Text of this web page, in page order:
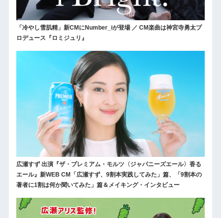
「冷やし雪肌精」新CMにNumber_iが登場 ／ CM楽曲は神宮寺勇太プ
ロデュース『ロミジュリ』
広瀬すず 出演『ザ・プレミアム・モルツ〈ジャパニーズエール〉香る
エール』新WEB CM「広瀬すず、9割本実践してみた」篇、「9割本の
著者に1割は何か聞いてみた」篇＆メイキング・インタビュー